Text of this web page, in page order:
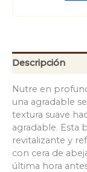
Descripción
Nutre en
una agradable
textura suave
agradable. Esta
revitalizante y
con cera de
última hora